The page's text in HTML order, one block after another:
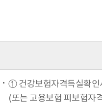
① 건강보험자격득실확인
(또는 고용보험 피보험자